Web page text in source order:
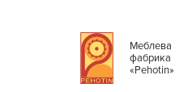
Меблева
фабрика
«Pehotin»